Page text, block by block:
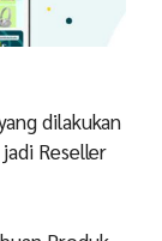
dilakukan
Reseller